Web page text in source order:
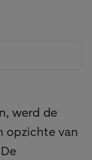
werd de
opzichte van